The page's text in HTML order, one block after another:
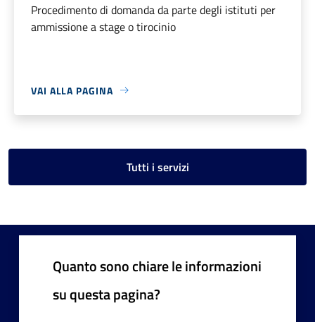
Procedimento di domanda da parte degli istituti per
ammissione a stage o tirocinio
VAI ALLA PAGINA
Tutti i servizi
Quanto sono chiare le informazioni
su questa pagina?